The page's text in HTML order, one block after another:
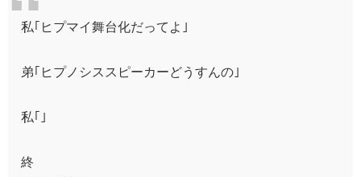
私｢ヒプマイ舞台化だってよ｣
弟｢ヒプノシススピーカーどうすんの｣
私｢｣
終